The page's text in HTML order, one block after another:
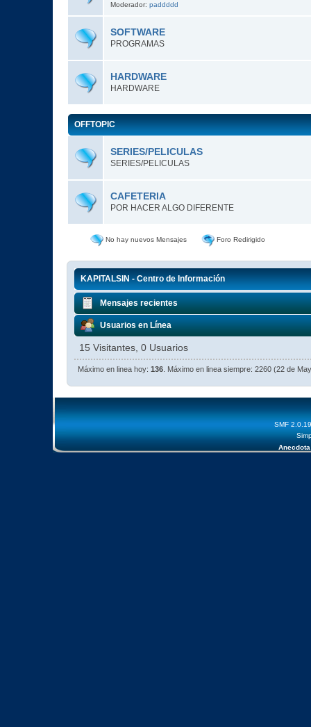
Moderador: paddddd
SOFTWARE
PROGRAMAS
HARDWARE
HARDWARE
OFFTOPIC
SERIES/PELICULAS
SERIES/PELICULAS
CAFETERIA
POR HACER ALGO DIFERENTE
No hay nuevos Mensajes Foro Redirigido
KAPITALSIN - Centro de Información
Mensajes recientes
Usuarios en Línea
15 Visitantes, 0 Usuarios
Máximo en linea hoy:136 . Máximo en linea siempre: 2260 (22 de
SMF 2.0.19
Anecdota